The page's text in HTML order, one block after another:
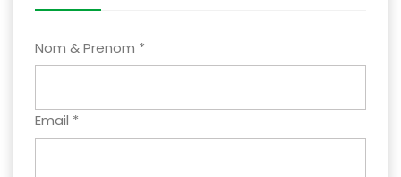
Nom & Prenom *
Email *